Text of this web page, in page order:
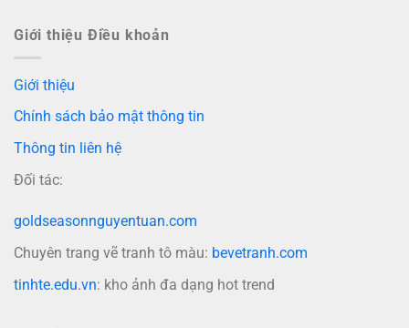
Giới thiệu Điều khoản
Giới thiệu
Chính sách bảo mật thông tin
Thông tin liên hệ
Đối tác:
goldseasonnguyentuan.com
Chuyên trang vẽ tranh tô màu: bevetranh.com
tinhte.edu.vn: kho ảnh đa dạng hot trend